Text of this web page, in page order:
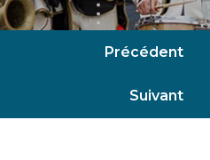
Précédent
Suivant